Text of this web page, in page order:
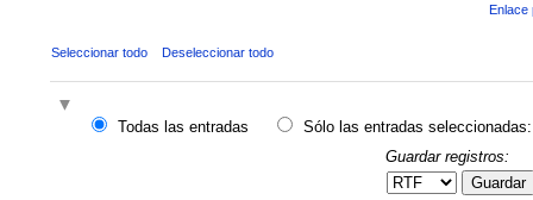
Enlace
Seleccionar todo Deseleccionar todo
Todas las entradas
Sólo las entradas seleccionadas:
Guardar registros:
Guardar